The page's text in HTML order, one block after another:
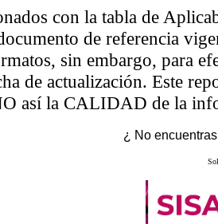
con la tabla de
de referencia
sin embargo, para
de actualización. Este
así la CALIDAD de la
¿ No